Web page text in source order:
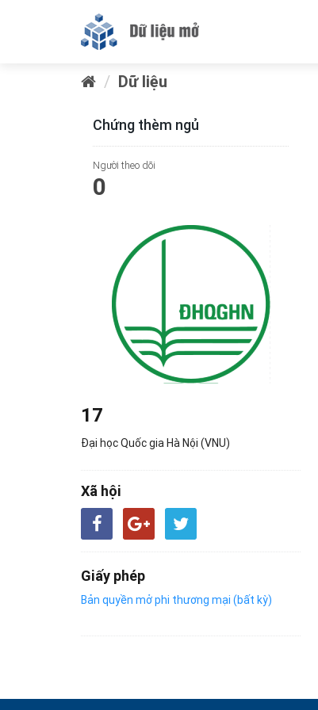
Dữ liệu
Chứng thèm ngủ
Người theo dõi
0
17
Đại học Quốc gia Hà Nội (VNU)
Xã hội
Giấy phép
Bản quyền mở phi thương mại (bất kỳ)